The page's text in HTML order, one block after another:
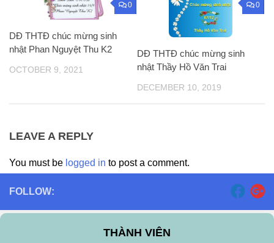
0
DĐ THTĐ chúc mừng sinh
nhật Phan Nguyệt Thu K2
OCTOBER 9, 2021
0
DĐ THTĐ chúc mừng sinh
nhật Thầy Hồ Văn Trai
DECEMBER 10, 2019
LEAVE A REPLY
You must be logged in to post a comment.
FOLLOW:
THÀNH VIÊN